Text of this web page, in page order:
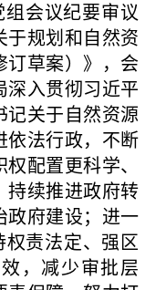
会议纪要审议
于规划和自然资
订草案）》，会
深入贯彻习近平
记关于自然资源
依法行政，不断
配置更科学、
持续推进政府转
政府建设；进一
权责法定、强区
，减少审批层